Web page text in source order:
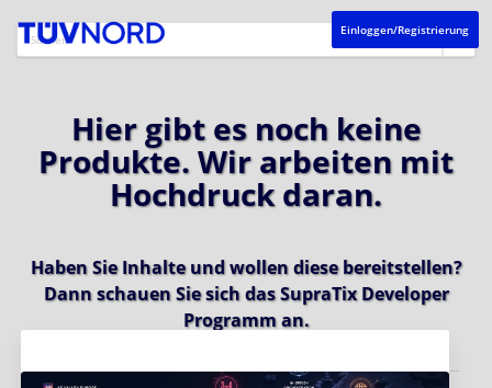
Einloggen/Registrierung
Hier gibt es noch keine
Produkte. Wir arbeiten mit
Hochdruck daran.
Haben Sie Inhalte und wollen diese bereitstellen?
Dann schauen Sie sich dasSupraTix Developer
Programman.